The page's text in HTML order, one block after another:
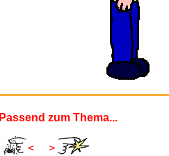
Passend zum Thema...
< >